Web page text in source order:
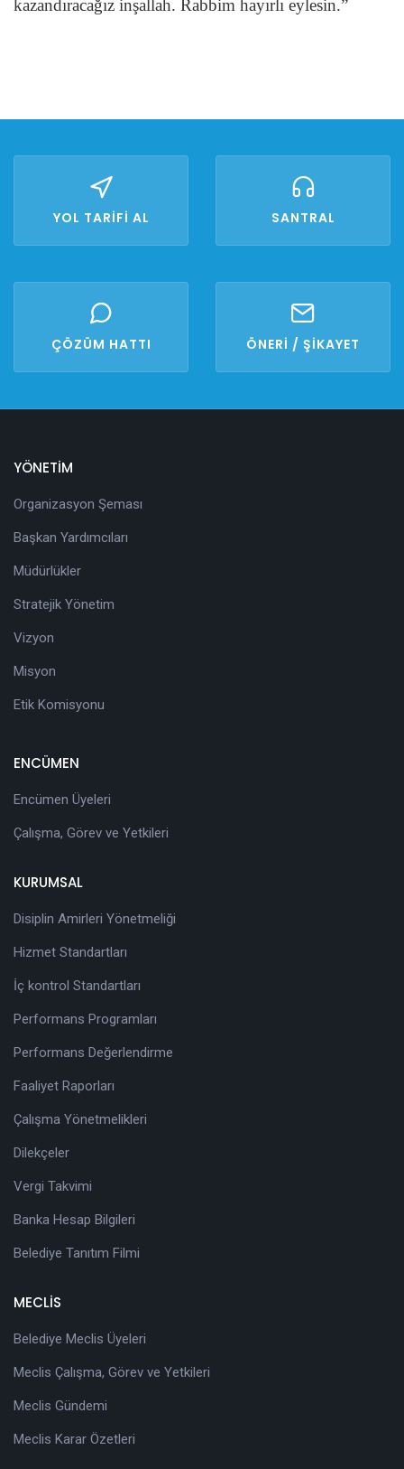
kazandıracağız inşallah. Rabbim hayırlı eylesin.”
YOL TARİFİ AL SANTRAL
ÇÖZÜM HATTI ÖNERİ / ŞİKAYET
YÖNETİM
Organizasyon Şeması
Başkan Yardımcıları
Müdürlükler
Stratejik Yönetim
Vizyon
Misyon
Etik Komisyonu
ENCÜMEN
Encümen Üyeleri
Çalışma, Görev ve Yetkileri
KURUMSAL
Disiplin Amirleri Yönetmeliği
Hizmet Standartları
İç kontrol Standartları
Performans Programları
Performans Değerlendirme
Faaliyet Raporları
Çalışma Yönetmelikleri
Dilekçeler
Vergi Takvimi
Banka Hesap Bilgileri
Belediye Tanıtım Filmi
MECLİS
Belediye Meclis Üyeleri
Meclis Çalışma, Görev ve Yetkileri
Meclis Gündemi
Meclis Karar Özetleri